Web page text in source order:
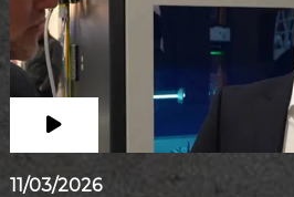
11/03/2026